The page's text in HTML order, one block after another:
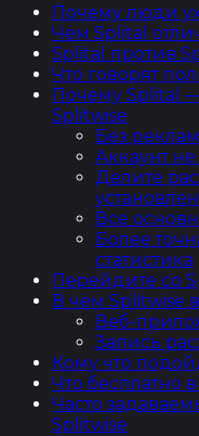
Почему люди
Чем Splital
Splital против
Что говорят
Почему Splital —
Splitwise
Без
Аккаунт не
Делите
Все
Более
статистика
Перейдите со
В чём Splitwise
Веб-
Запись
Кому что
Что бесплатно
Часто
Splitwise